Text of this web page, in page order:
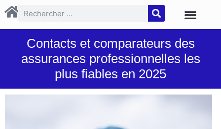
Contacts et comparateurs des
assurances professionnelles les
plus fiables en 2025